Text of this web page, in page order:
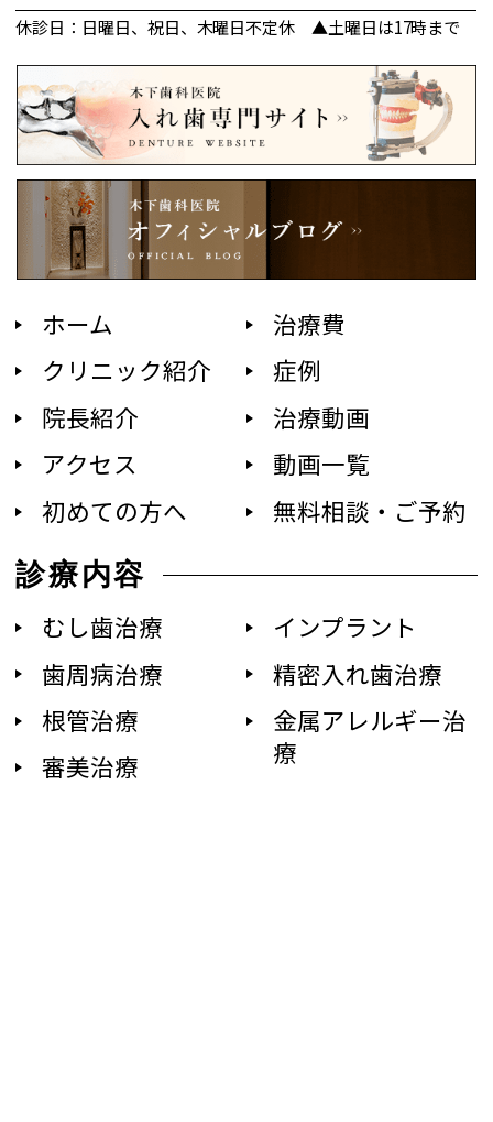
休診日：日曜日、祝日、木曜日不定休 ▲土曜日は17時まで
ホーム
クリニック紹介
院長紹介
アクセス
初めての方へ
治療費
症例
治療動画
動画一覧
無料相談・ご予約
診療内容
むし歯治療
歯周病治療
根管治療
審美治療
インプラント
精密入れ歯治療
金属アレルギー治
療